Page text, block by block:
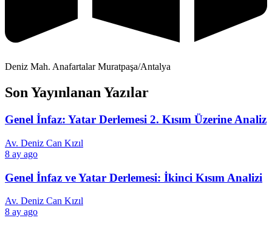
Deniz Mah. Anafartalar Muratpaşa/Antalya
Son Yayınlanan Yazılar
Genel İnfaz: Yatar Derlemesi 2. Kısım Üzerine Analiz
Av. Deniz Can Kızıl
8 ay ago
Genel İnfaz ve Yatar Derlemesi: İkinci Kısım Analizi
Av. Deniz Can Kızıl
8 ay ago